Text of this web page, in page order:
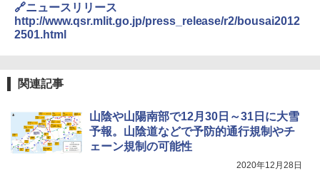
熊撃退スプレー 熊よけスプレー 熊スプレー
￥3,680
ポインターライト 強力 小型 緑色/赤色/青紫色
🔗ニュースリリース
http://www.qsr.mlit.go.jp/press_release/r2/bousai2012
2501.html
関連記事
山陰や山陽南部で12月30日～31日に大雪
予報。山陰道などで予防的通行規制やチ
ェーン規制の可能性
2020年12月28日